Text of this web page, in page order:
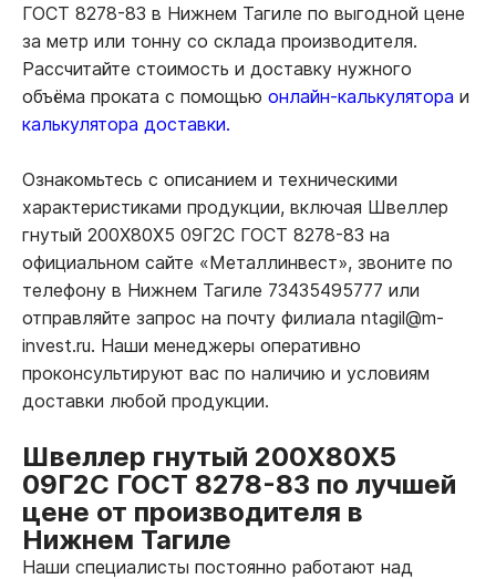
ГОСТ 8278-83 в Нижнем Тагиле по выгодной цене
за метр или тонну со склада производителя.
Рассчитайте стоимость и доставку нужного
объёма проката с помощью онлайн-калькулятора и
калькулятора доставки.
Ознакомьтесь с описанием и техническими
характеристиками продукции, включая Швеллер
гнутый 200Х80Х5 09Г2С ГОСТ 8278-83 на
официальном сайте «Металлинвест», звоните по
телефону в Нижнем Тагиле 73435495777 или
отправляйте запрос на почту филиала ntagil@m-
invest.ru. Наши менеджеры оперативно
проконсультируют вас по наличию и условиям
доставки любой продукции.
Швеллер гнутый 200Х80Х5
09Г2С ГОСТ 8278-83 по лучшей
цене от производителя в
Нижнем Тагиле
Наши специалисты постоянно работают над